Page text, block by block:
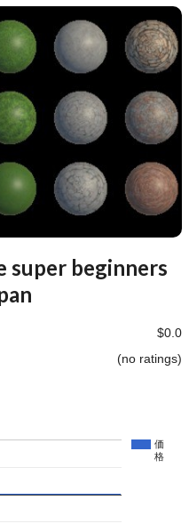
super beginners
$0.0
(no ratings)
価
格